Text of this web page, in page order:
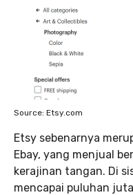
Source: Etsy.com
Etsy sebenarnya
Ebay, yang menjual
kerajinan tangan. Di
mencapai puluhan